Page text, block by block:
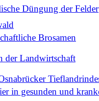
Düngung der Felder
Brosamen
der Landwirtschaft
in gesunden und